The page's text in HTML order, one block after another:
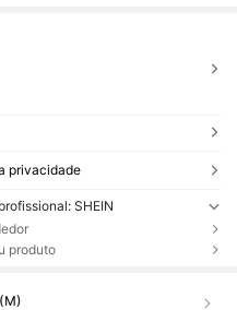
privacidade
SHEIN
produto